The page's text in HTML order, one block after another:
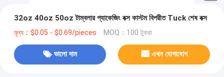
32oz 40oz 50oz টাম্বলার প্যাকেজিং বক্স কাস্টম বিপরীত Tuck শেষ বক্স
মূল্য：$0.05 - $0.69/pieces MOQ：100 টুকরা
ভালো দাম এখন যোগাযোগ